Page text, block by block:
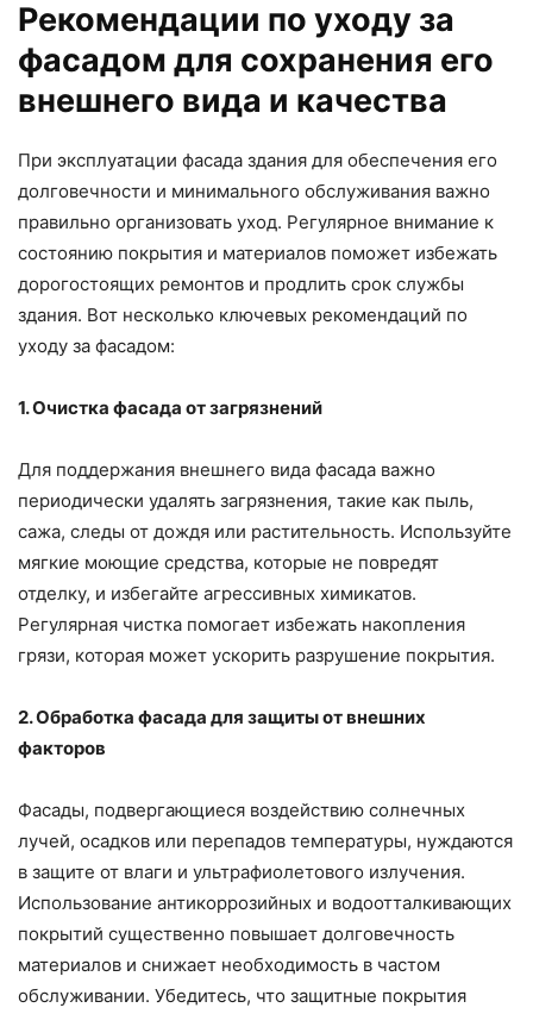
Рекомендации по уходу за
фасадом для сохранения его
внешнего вида и качества
При эксплуатации фасада здания для обеспечения его
долговечности и минимального обслуживания важно
правильно организовать уход. Регулярное внимание к
состоянию покрытия и материалов поможет избежать
дорогостоящих ремонтов и продлить срок службы
здания. Вот несколько ключевых рекомендаций по
уходу за фасадом:
1. Очистка фасада от загрязнений
Для поддержания внешнего вида фасада важно
периодически удалять загрязнения, такие как пыль,
сажа, следы от дождя или растительность. Используйте
мягкие моющие средства, которые не повредят
отделку, и избегайте агрессивных химикатов.
Регулярная чистка помогает избежать накопления
грязи, которая может ускорить разрушение покрытия.
2. Обработка фасада для защиты от внешних
факторов
Фасады, подвергающиеся воздействию солнечных
лучей, осадков или перепадов температуры, нуждаются
в защите от влаги и ультрафиолетового излучения.
Использование антикоррозийных и водоотталкивающих
покрытий существенно повышает долговечность
материалов и снижает необходимость в частом
обслуживании. Убедитесь, что защитные покрытия